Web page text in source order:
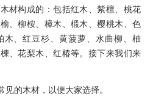
材构成的：包括红木、紫檀、桃花
、柳桉、樟木、椴木、樱桃木、色
、红豆杉、黄菠萝、水曲柳、柚
、花梨木、红椿等。接下来我们来
的木材，以便大家选择。